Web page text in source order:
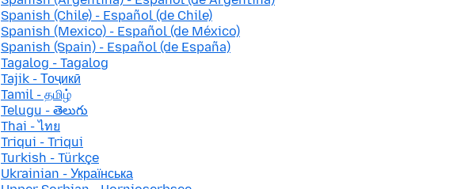
Spanish (Chile) - Español (de Chile)
Spanish (Mexico) - Español (de México)
Spanish (Spain) - Español (de España)
Tagalog - Tagalog
Tajik - Тоҷикӣ
Tamil - தமிழ்
Telugu - తెలుగు
Thai - ไทย
Triqui - Triqui
Turkish - Türkçe
Ukrainian - Українська